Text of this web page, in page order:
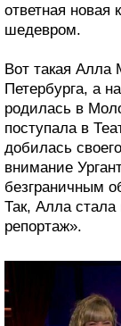
ответная
шедевром.
Вот такая Алла
Петербурга, а
родилась в
поступала в
добилась
внимание
безграничным
Так, Алла
репортаж».